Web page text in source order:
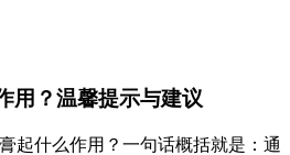
用？温馨提示与建议
起什么作用？一句话概括就是：通